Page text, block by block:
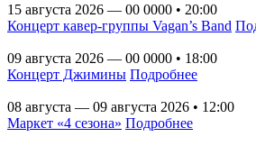
15 августа 2026 — 00 0000 • 20:00
Концерт кавер-группы Vagan’s Band
09 августа 2026 — 00 0000 • 18:00
Концерт Джимины Подробнее
08 августа — 09 августа 2026 • 12:00
Маркет «4 сезона» Подробнее